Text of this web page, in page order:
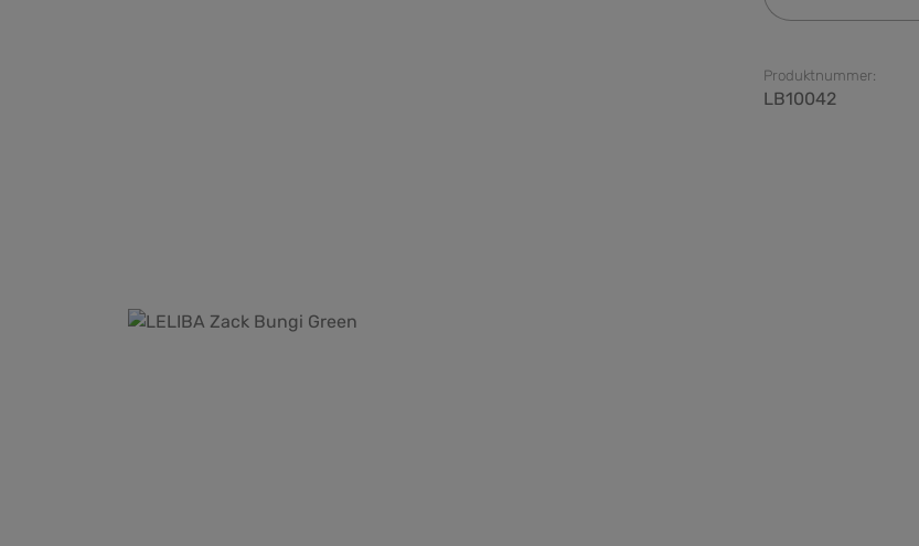
Produktnummer:
LB10042